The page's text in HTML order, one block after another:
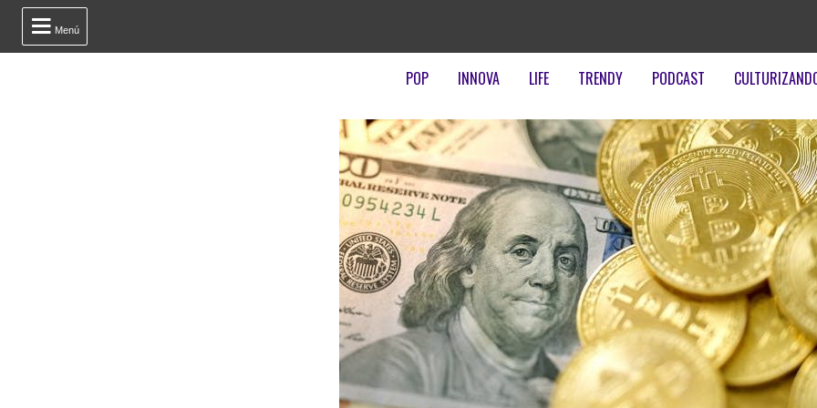
 Menú
POP INNOVA LIFE TRENDY PODCAST